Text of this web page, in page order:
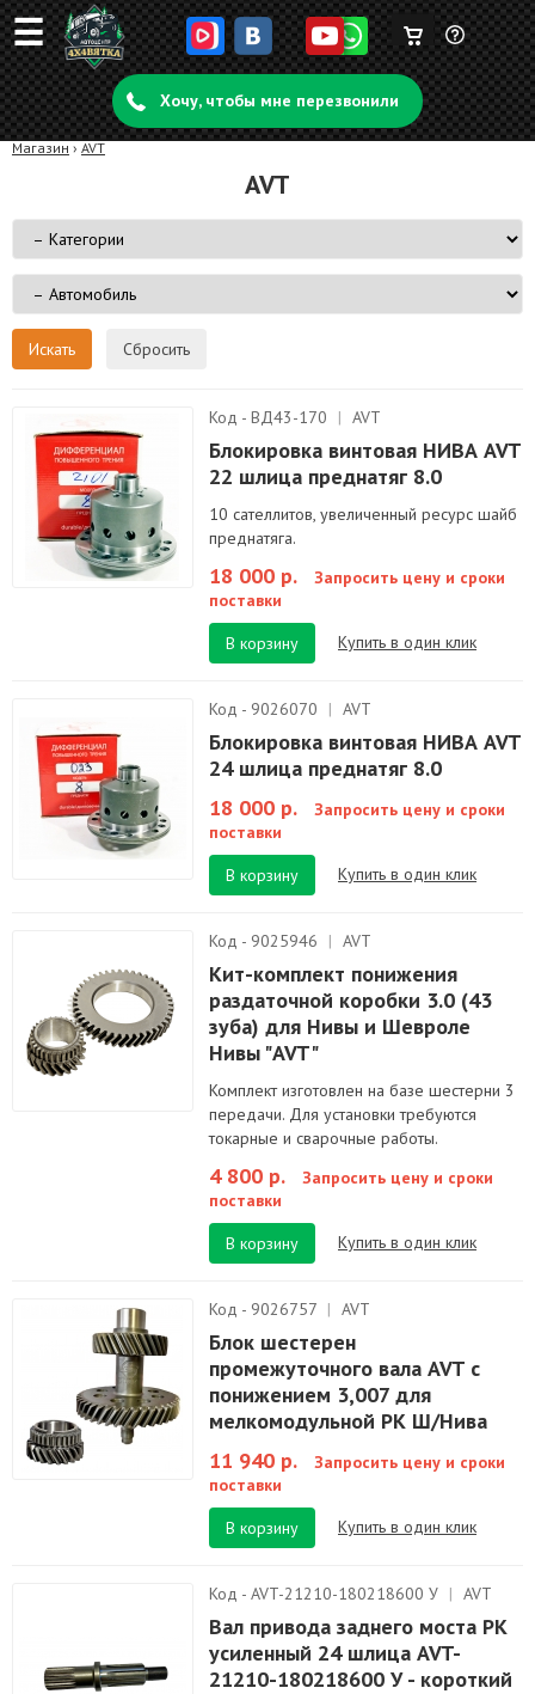
☰ Задать
вопрос
Корзина
пуста
Хочу, чтобы мне перезвонили
Магазин › AVT
AVT
Сбросить
Код - ВД43-170 | AVT
Блокировка винтовая НИВА AVT
22 шлица преднатяг 8.0
10 сателлитов, увеличенный ресурс шайб
преднатяга.
18 000 р.
Запросить цену и сроки
поставки
В корзину
Купить в один клик
Код - 9026070 | AVT
Блокировка винтовая НИВА AVT
24 шлица преднатяг 8.0
18 000 р.
Запросить цену и сроки
поставки
В корзину
Купить в один клик
Код - 9025946 | AVT
Кит-комплект понижения
раздаточной коробки 3.0 (43
зуба) для Нивы и Шевроле
Нивы "AVT"
Комплект изготовлен на базе шестерни 3
передачи. Для установки требуются
токарные и сварочные работы.
4 800 р.
Запросить цену и сроки
поставки
В корзину
Купить в один клик
Код - 9026757 | AVT
Блок шестерен
промежуточного вала AVT с
понижением 3,007 для
мелкомодульной РК Ш/Нива
11 940 р.
Запросить цену и сроки
поставки
В корзину
Купить в один клик
Код - AVT-21210-180218600 У | AVT
Вал привода заднего моста РК
усиленный 24 шлица AVT-
21210-180218600 У - короткий